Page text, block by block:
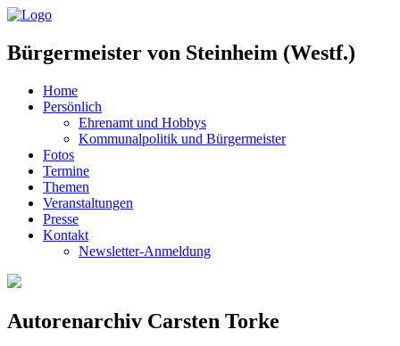
Bürgermeister von Steinheim (Westf.)
Home
Persönlich
Ehrenamt und Hobbys
Kommunalpolitik und Bürgermeister
Fotos
Termine
Themen
Veranstaltungen
Presse
Kontakt
Newsletter-Anmeldung
Autorenarchiv Carsten Torke